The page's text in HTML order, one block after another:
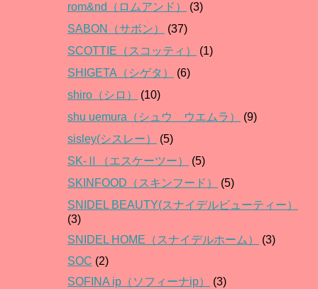
rom&nd（ロムアンド）
(3)
SABON（サボン）
(37)
SCOTTIE（スコッティ）
(1)
SHIGETA（シゲタ）
(6)
shiro（シロ）
(10)
shu uemura（シュウ ウエムラ）
(9)
sisley(シスレー）
(5)
SK-Ⅱ（エスケーツー）
(5)
SKINFOOD（スキンフード）
(5)
SNIDEL BEAUTY(スナイデルビューティー）
(3)
SNIDEL HOME（スナイデルホーム）
(3)
SOC (2)
SOFINA ip（ソフィーナip）
(3)